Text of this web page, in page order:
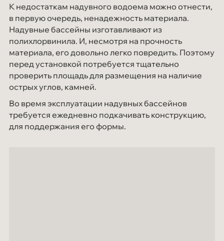
К недостаткам надувного водоема можно отнести,
в первую очередь, ненадежность материала.
Надувные бассейны изготавливают из
полихлорвинила. И, несмотря на прочность
материала, его довольно легко повредить. Поэтому
перед установкой потребуется тщательно
проверить площадь для размещения на наличие
острых углов, камней.
Во время эксплуатации надувных бассейнов
требуется ежедневно подкачивать конструкцию,
для поддержания его формы.